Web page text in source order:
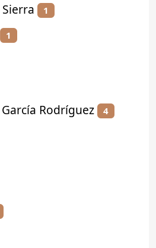
1
1
Rodríguez 4